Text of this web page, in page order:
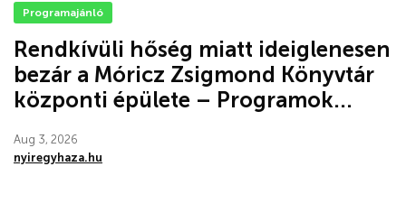
Programajánló
Rendkívüli hőség miatt ideiglenesen
bezár a Móricz Zsigmond Könyvtár
központi épülete – Programok...
Aug 3, 2026
nyiregyhaza.hu